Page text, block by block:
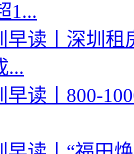
1...
早读丨深圳
...
早读丨800-